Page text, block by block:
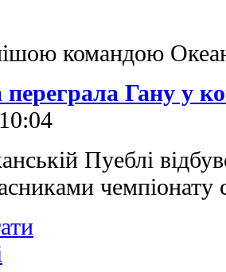
командою
Гану у
Пуеблі